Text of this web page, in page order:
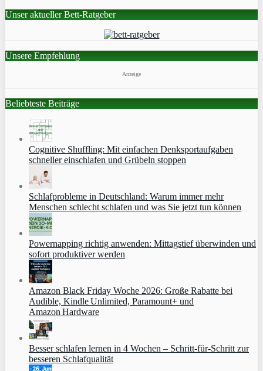
Unser aktueller Bett-Ratgeber
Unsere Empfehlung
Anzeige
Beliebteste Beiträge
Cognitive Shuffling: Mit einfachen Denksportaufgaben
schneller einschlafen und Grübeln stoppen
Schlafprobleme in Deutschland: Warum immer mehr
Menschen schlecht schlafen und was Sie jetzt tun können
Powernapping richtig anwenden: Mittagstief überwinden und
sofort produktiver werden
Amazon Black Friday Woche 2026: Große Rabatte bei
Audible, Kindle Unlimited, Paramount+ und
Amazon Hardware
Besser schlafen lernen in 4 Wochen – Schritt‑für‑Schritt zur
besseren Schlafqualität